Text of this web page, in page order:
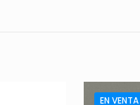
EN VENTA